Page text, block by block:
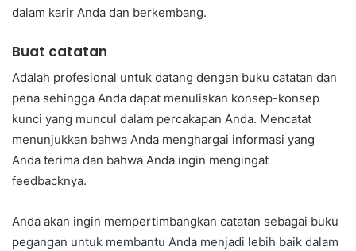
dalam karir Anda dan berkembang.
Buat catatan
Adalah profesional untuk datang dengan buku catatan dan
pena sehingga Anda dapat menuliskan konsep-konsep
kunci yang muncul dalam percakapan Anda. Mencatat
menunjukkan bahwa Anda menghargai informasi yang
Anda terima dan bahwa Anda ingin mengingat
feedbacknya.
Anda akan ingin mempertimbangkan catatan sebagai buku
pegangan untuk membantu Anda menjadi lebih baik dalam